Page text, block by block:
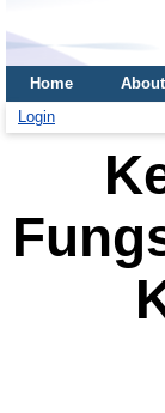
Home About
Login